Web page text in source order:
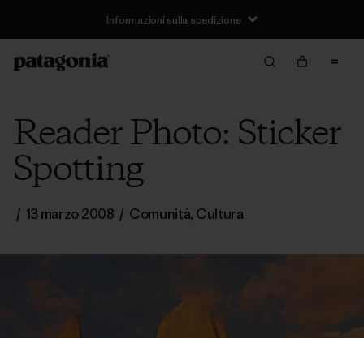
Informazioni sulla spedizione
Reader Photo: Sticker
Spotting
/ 13 marzo 2008 / Comunità, Cultura